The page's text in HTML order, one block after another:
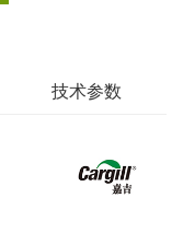
技术参数